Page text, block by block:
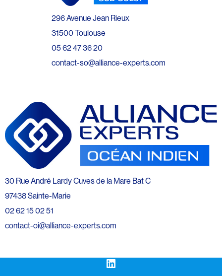
296 Avenue Jean Rieux
31500 Toulouse
05 62 47 36 20
contact-so@alliance-experts.com
30 Rue André Lardy Cuves de la Mare Bat C
97438 Sainte-Marie
02 62 15 02 51
contact-oi@alliance-experts.com
LinkedIn